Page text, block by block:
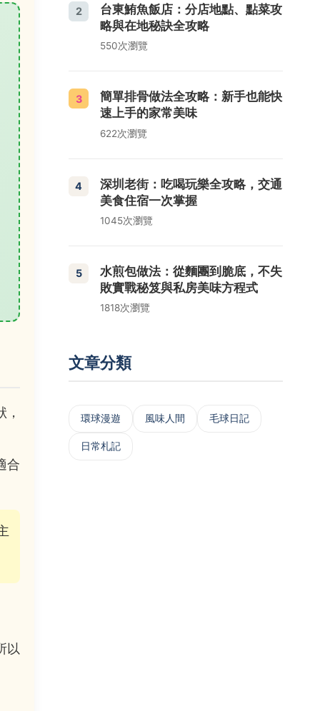
合
以
2
台東鮪魚飯店：分店地點、點菜攻
略與在地秘訣全攻略
550次瀏覽
3
簡單排骨做法全攻略：新手也能快
速上手的家常美味
622次瀏覽
4
深圳老街：吃喝玩樂全攻略，交通
美食住宿一次掌握
1045次瀏覽
5
水煎包做法：從麵團到脆底，不失
敗實戰秘笈與私房美味方程式
1818次瀏覽
文章分類
‌環球漫遊 風味人間 毛球日記
日常札記